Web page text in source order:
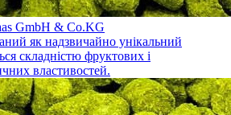
GmbH & Co.KG
як надзвичайно унікальний
складністю фруктових і
властивостей.